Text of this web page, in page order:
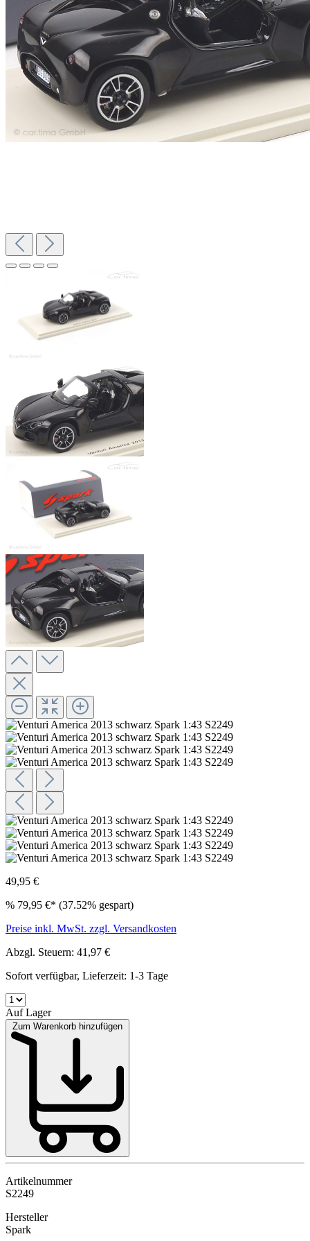
49,95 €
% 79,95 €* (37.52% gespart)
Preise inkl. MwSt. zzgl. Versandkosten
Abzgl. Steuern: 41,97 €
Sofort verfügbar, Lieferzeit: 1-3 Tage
Auf Lager
Zum Warenkorb hinzufügen
Artikelnummer
S2249
Hersteller
Spark